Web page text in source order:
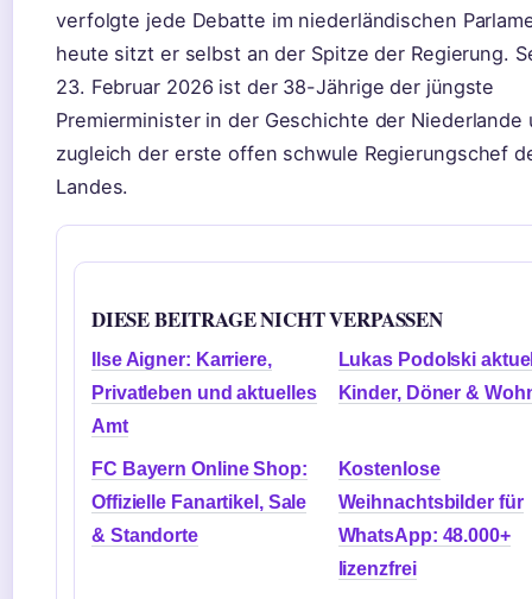
verfolgte jede Debatte im niederländischen
heute sitzt er selbst an der Spitze der Regierung.
23. Februar 2026 ist der 38-Jährige der jüngste
Premierminister in der Geschichte der Niederlande
zugleich der erste offen schwule Regierungschef
Landes.
DIESE BEITRAGE NICHT VERPASSEN
Ilse Aigner: Karriere,
Privatleben und aktuelles
Amt
Lukas Podolski
Kinder, Döner &
FC Bayern Online Shop:
Offizielle Fanartikel, Sale
& Standorte
Kostenlose
Weihnachtsbilder für
WhatsApp: 48.000+
lizenzfrei